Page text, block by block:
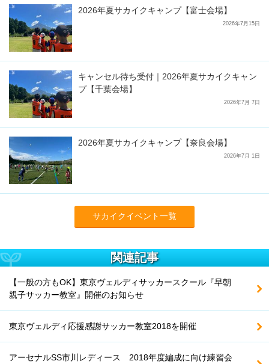
2026年夏サカイクキャンプ【富士会場】
2026年7月15日
キャンセル待ち受付｜2026年夏サカイクキャン
プ【千葉会場】
2026年7月 7日
2026年夏サカイクキャンプ【奈良会場】
2026年7月 1日
サカイクイベント一覧
関連記事
【一般の方もOK】東京ヴェルディサッカースクール『早朝
親子サッカー教室』開催のお知らせ
東京ヴェルディ応援感謝サッカー教室2018を開催
アーセナルSS市川レディース 2018年度編成に向け練習会